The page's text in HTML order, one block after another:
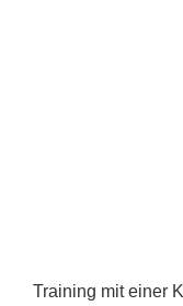
Training mit einer